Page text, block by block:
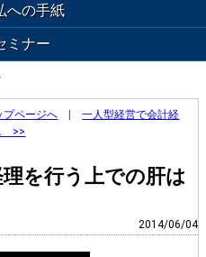
への手紙
ミナー
プページへ |一人型経営で会計経
>>
を行う上での肝は
2014/06/04